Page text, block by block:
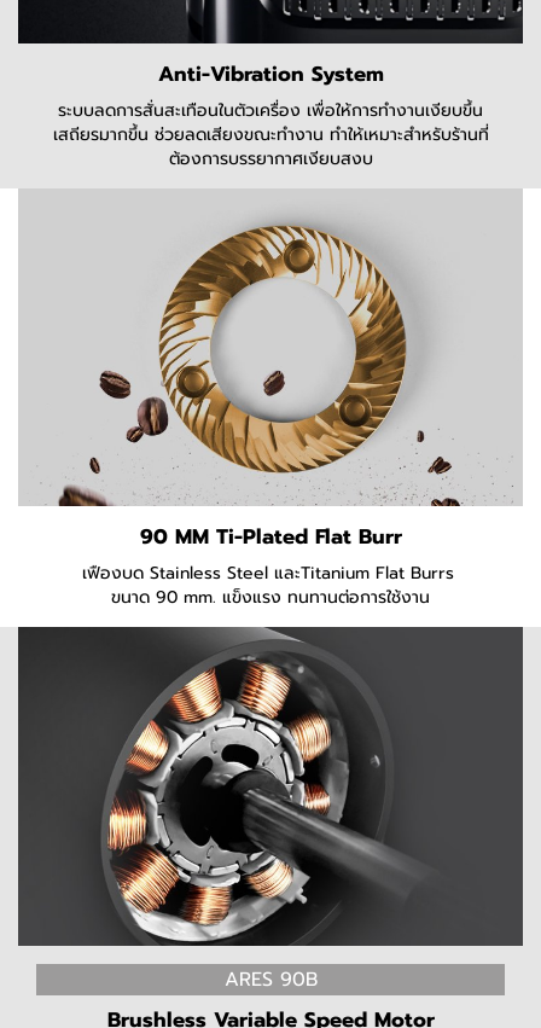
Anti-Vibration System
ระบบลดการสั่นสะเทือนในตัวเครื่อง เพื่อให้การทำงานเงียบขึ้น
เสถียรมากขึ้น ช่วยลดเสียงขณะทำงาน ทำให้เหมาะสำหรับร้านที่
ต้องการบรรยากาศเงียบสงบ
90 MM Ti-Plated Flat Burr
เฟืองบด Stainless Steel และTitanium Flat Burrs
ขนาด 90 mm. แข็งแรง ทนทานต่อการใช้งาน
ARES 90B
Brushless Variable Speed Motor